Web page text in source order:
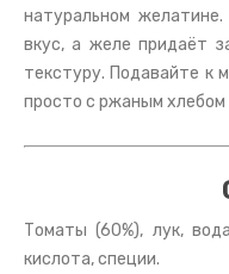
натуральном
вкус, а желе придаёт
текстуру. Подавайте к
просто с ржаным хлебом
Томаты (60%), лук,
кислота, специи.